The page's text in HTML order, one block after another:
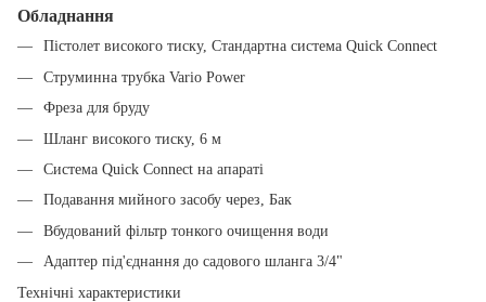
Обладнання
Пістолет високого тиску, Стандартна система Quick Connect
Струминна трубка Vario Power
Фреза для бруду
Шланг високого тиску, 6 м
Система Quick Connect на апараті
Подавання мийного засобу через, Бак
Вбудований фільтр тонкого очищення води
Адаптер під'єднання до садового шланга 3/4"
Технічні характеристики